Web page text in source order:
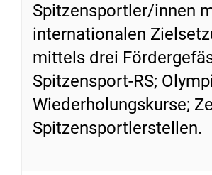
Spitzensportler/innen
internationalen
mittels drei
Spitzensport-RS;
Wiederholungskurse;
Spitzensportlerstellen.